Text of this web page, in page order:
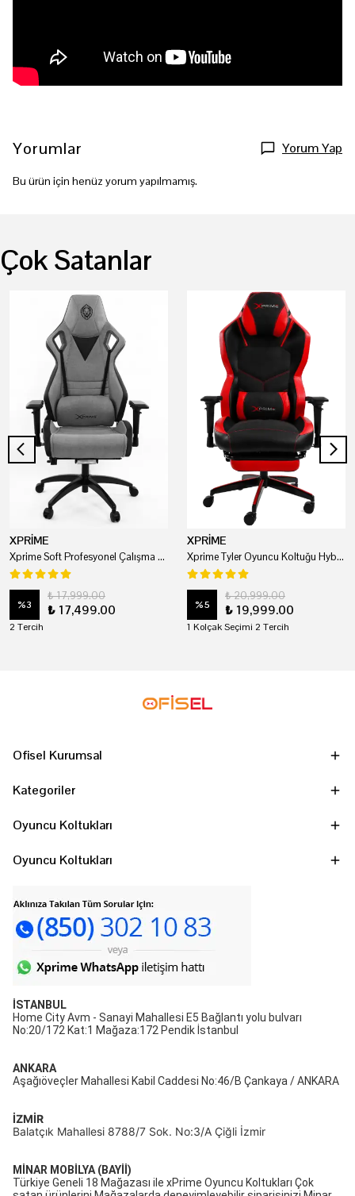
Yorumlar Yorum Yap
Bu ürün için henüz yorum yapılmamış.
Çok Satanlar
XPRİME
Xprime Soft Profesyonel Çalışma Ve Oyuncu Koltuğu
%3
₺ 17,999.00
₺ 17,499.00
2 Tercih
XPRİME
Xprime Tyler Oyuncu Koltuğu Hybrid Kumaş Kırmızı
%5
₺ 20,999.00
₺ 19,999.00
1 Kolçak Seçimi 2 Tercih
Ofisel Kurumsal
Kategoriler
Oyuncu Koltukları
Oyuncu Koltukları
İSTANBUL
Home City Avm - Sanayi Mahallesi E5 Bağlantı yolu bulvarı
No:20/172 Kat:1 Mağaza:172 Pendik İstanbul
ANKARA
Aşağıöveçler Mahallesi Kabil Caddesi No:46/B Çankaya / ANKARA
İZMİR
Balatçık Mahallesi 8788/7 Sok. No:3/A Çiğli İzmir
MİNAR MOBİLYA (BAYİİ)
Türkiye Geneli 18 Mağazası ile xPrime Oyuncu Koltukları Çok